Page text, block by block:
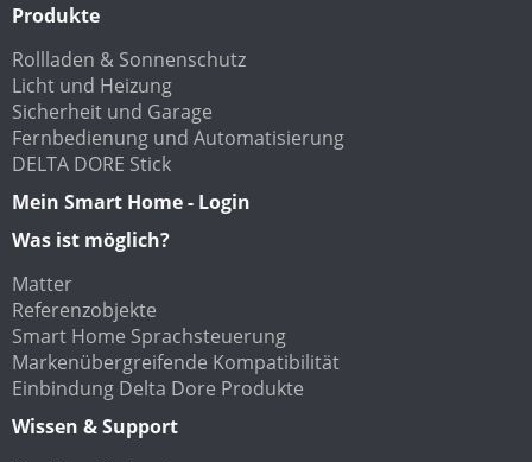
Produkte
Rollladen & Sonnenschutz
Licht und Heizung
Sicherheit und Garage
Fernbedienung und Automatisierung
DELTA DORE Stick
Mein Smart Home - Login
Was ist möglich?
Matter
Referenzobjekte
Smart Home Sprachsteuerung
Markenübergreifende Kompatibilität
Einbindung Delta Dore Produkte
Wissen & Support